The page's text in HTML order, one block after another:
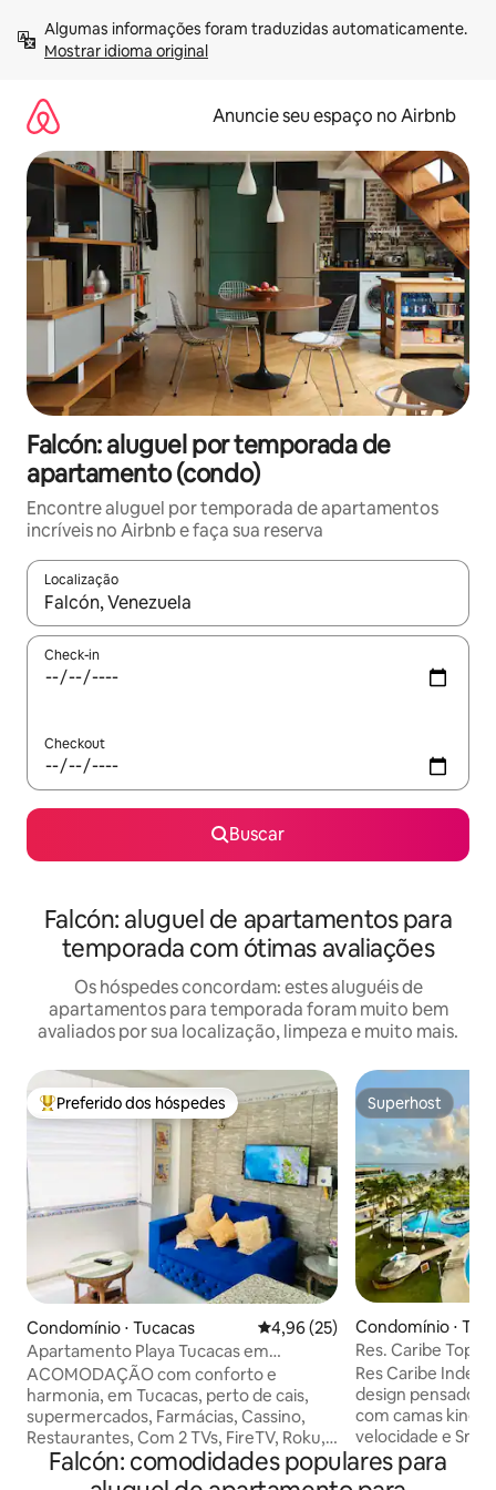
para
Mostrar idioma original
Anuncie seu espaço no Airbnb
Falcón: aluguel por temporada de
apartamento (condo)
Encontre aluguel por temporada de apartamentos
incríveis no Airbnb e faça sua reserva
Localização
Quando os resultados estiverem disponíveis, explore-os
Check-in
Checkout
Buscar
Falcón: aluguel de apartamentos para
temporada com ótimas avaliações
Os hóspedes concordam: estes aluguéis de
apartamentos para temporada foram muito bem
avaliados por sua localização, limpeza e muito mais.
Entre os melhores preferidos dos hóspedes
Preferido dos hóspedes
Condomínio ⋅ Tucacas 4,96 de uma avaliação média
4,96 (25)
Apartamento Playa Tucacas em
Cocotero Mar II
ACOMODAÇÃO com conforto e
harmonia, em Tucacas, perto de cais,
supermercados, Farmácias, Cassino,
Restaurantes, Com 2 TVs, FireTV, Roku,
Wi-Fi O CONDOMÍNIO: desfrute de 2
piscinas, playground, churrasqueiras,
Superhost
Superhost
Condomínio ⋅
Res. Caribe Top:
beira-mar
Res Caribe
design pensados
com camas king
velocidade e
grátis. As férias
sonhou, sem
Falcón: comodidades populares para